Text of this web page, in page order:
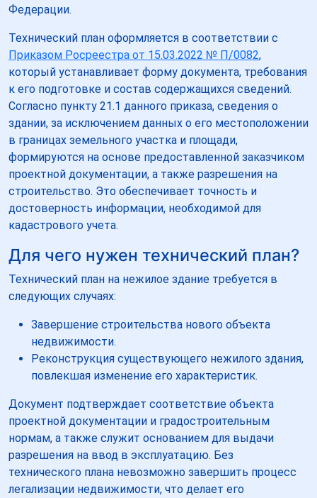
Федерации.
Технический план оформляется в соответствии с
Приказом Росреестра от 15.03.2022 № П/0082,
который устанавливает форму документа, требования
к его подготовке и состав содержащихся сведений.
Согласно пункту 21.1 данного приказа, сведения о
здании, за исключением данных о его местоположении
в границах земельного участка и площади,
формируются на основе предоставленной заказчиком
проектной документации, а также разрешения на
строительство. Это обеспечивает точность и
достоверность информации, необходимой для
кадастрового учета.
Для чего нужен технический план?
Технический план на нежилое здание требуется в
следующих случаях:
Завершение строительства нового объекта
недвижимости.
Реконструкция существующего нежилого здания,
повлекшая изменение его характеристик.
Документ подтверждает соответствие объекта
проектной документации и градостроительным
нормам, а также служит основанием для выдачи
разрешения на ввод в эксплуатацию. Без
технического плана невозможно завершить процесс
легализации недвижимости, что делает его